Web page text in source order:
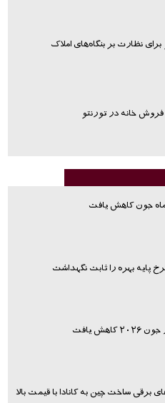
برای نظارت بر بنگاه‌های املاک
ماه جون کاهش یافت
پایه بهره را ثابت نگهداشت
یافت
برقی ساخت چین به کانادا با قیمت بالا